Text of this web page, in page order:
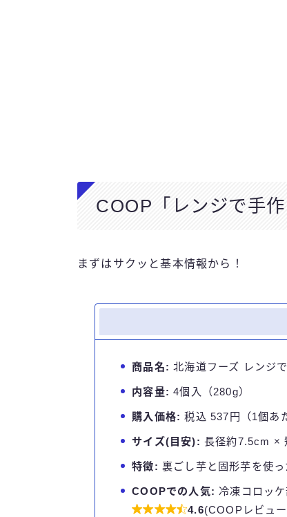
COOP「レンジで手
まずはサクッと基本情報から！
商品名: 北海道フーズ レンジ
内容量: 4個入（280g）
購入価格: 税込 537円（1個あ
サイズ(目安): 長径約7.5cm ×
特徴: 裏ごし芋と固形芋を使
COOPでの人気: 冷凍コロッ
4.6(COOPレビュ